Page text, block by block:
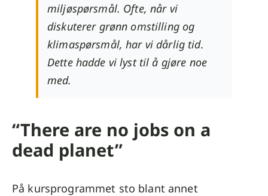
miljøspørsmål. Ofte, når vi
diskuterer grønn omstilling og
klimaspørsmål, har vi dårlig tid.
Dette hadde vi lyst til å gjøre noe
med.
“There are no jobs on a
dead planet”
På kursprogrammet sto blant annet